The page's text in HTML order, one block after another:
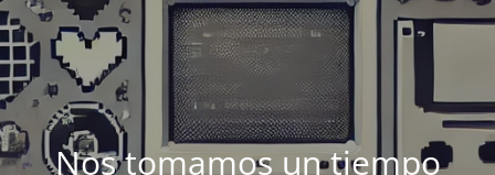
Nos tomamos un tiempo